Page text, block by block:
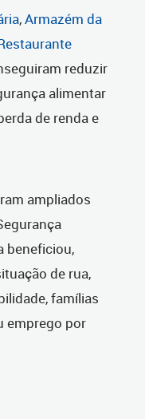
,Armazém da
reduzir
alimentar
de renda e
ampliados
beneficiou,
de rua,
famílias
emprego por